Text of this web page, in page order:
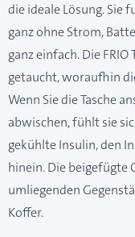
die ideale Lösung.
ganz ohne Strom,
ganz einfach. Die
getaucht, woraufhin
Wenn Sie die Tasche
abwischen, fühlt sie
gekühlte Insulin, den
hinein. Die beigefügte
umliegenden
Koffer.